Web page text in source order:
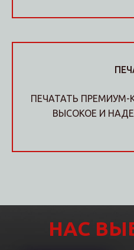
ПЕЧАТАТЬ ПРЕМИУМ-
ВЫСОКОЕ И
НАС